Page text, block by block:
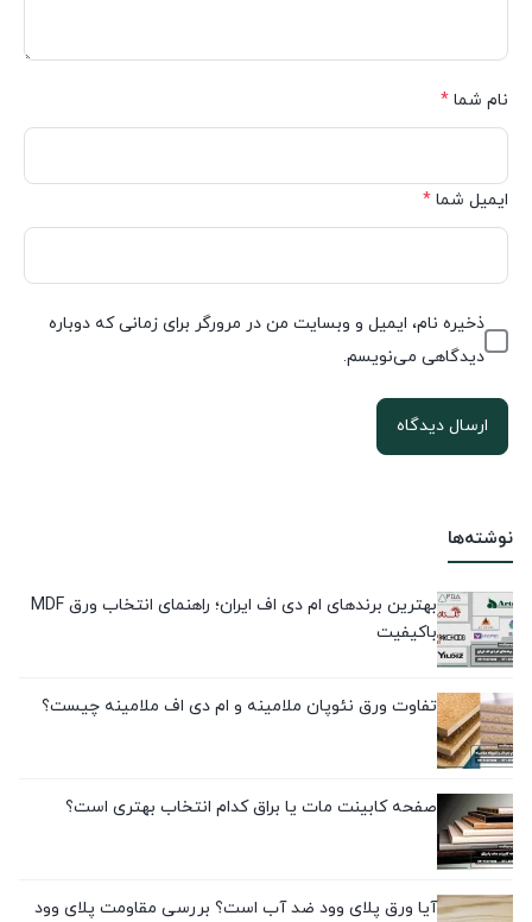
نوشته‌ها
بهترین برندهای ام دی اف ایران؛ راهنمای انتخاب ورق MDF
باکیفیت
تفاوت ورق نئوپان ملامینه و ام دی اف ملامینه چیست؟
صفحه کابینت مات یا براق کدام انتخاب بهتری است؟
آیا ورق پلای وود ضد آب است؟ بررسی مقاومت پلای وود
نام شما *
ایمیل شما *
ذخیره نام، ایمیل و وبسایت من در مرورگر برای زمانی که دوباره
دیدگاهی می‌نویسم.